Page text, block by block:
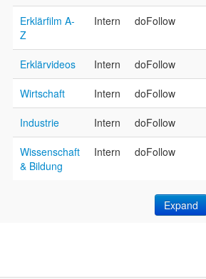
Erklärfilm A-
Z
Intern doFollow
Erklärvideos Intern doFollow
Wirtschaft Intern doFollow
Industrie Intern doFollow
Wissenschaft
& Bildung
Intern doFollow
Expand